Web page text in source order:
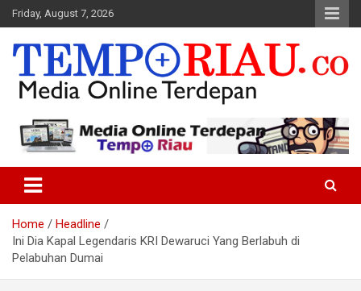
Skip
to
content
Friday, August 7, 2026
Tempo Riau
Home
Headline
Ini Dia Kapal Legendaris KRI Dewaruci Yang Berlabuh di
Pelabuhan Dumai